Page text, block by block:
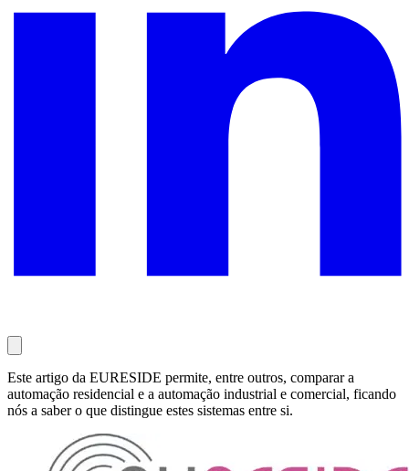
Este artigo da EURESIDE permite, entre outros, comparar a
automação residencial e a automação industrial e comercial, ficando
nós a saber o que distingue estes sistemas entre si.